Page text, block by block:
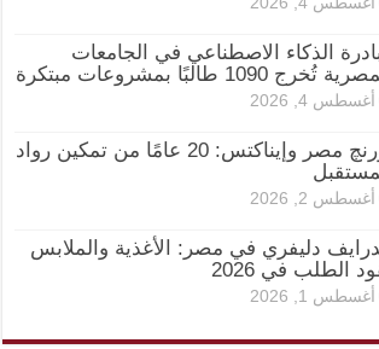
الذكاء الاصطناعي في الجامعات
تُخرج 1090 طالبًا بمشروعات مبتكرة
أغسطس 4, 2026
أورنچ مصر وإيناكتس: 20 عامًا من تمكين رواد
أغسطس 2, 2026
دليفري في مصر: الأغذية والملابس
الطلب في 2026
أغسطس 1, 2026